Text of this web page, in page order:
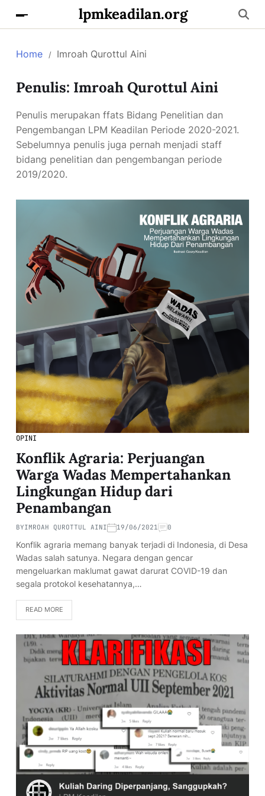
lpmkeadilan.org
Home Imroah Qurottul Aini
Penulis: Imroah Qurottul Aini
Penulis merupakan ffats Bidang Penelitian dan
Pengembangan LPM Keadilan Periode 2020-2021.
Sebelumnya penulis juga pernah menjadi staff
bidang penelitian dan pengembangan periode
2019/2020.
OPINI
Konflik Agraria: Perjuangan
Warga Wadas Mempertahankan
Lingkungan Hidup dari
Penambangan
BYIMROAH QUROTTUL AINI 19/06/2021 0
Konflik agraria memang banyak terjadi di Indonesia, di Desa
Wadas salah satunya. Negara dengan gencar
mengeluarkan maklumat gawat darurat COVID-19 dan
segala protokol kesehatannya,…
READ MORE